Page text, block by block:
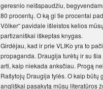
geresnio neišspaudžiu,
80 procentų. O ką gi tie procentai
Völker“ pavidale išleistos kelios
partizaniškai iškeptas knygas.
Girdėjau, kad ir prie VLIKo yra to
propaganda. Draugija turėtų ir su
arti, kaip niekada anksčiau. Progą
Rašytojų Draugija tylės. O kaip
angliškai pasakytą mūsų literatūros